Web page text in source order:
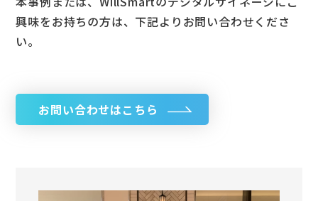
興味をお持ちの方は、下記よりお問い合わせくださ
い。
お問い合わせはこちら